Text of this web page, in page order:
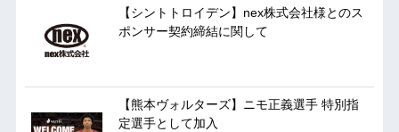
【シントトロイデン】nex株式会社様とのス
ポンサー契約締結に関して
【熊本ヴォルターズ】ニモ正義選手 特別指
定選手として加入